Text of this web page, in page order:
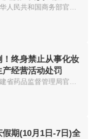
域建设一周年
据中华人民共和国商务部官网消息...
！终身禁止从事化妆
产经营活动处罚
假期(10月1日-7日)全